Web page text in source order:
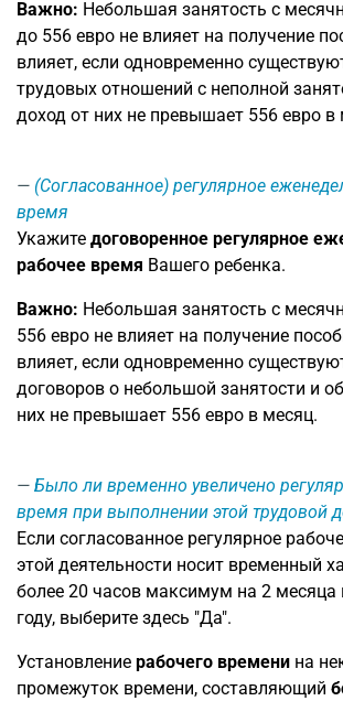
Важно: Небольшая занятость с
до 556 евро не влияет на получение
влияет, если одновременно
трудовых отношений с неполной
доход от них не превышает 556 евро в
(Согласованное) регулярное
время
Укажите договоренное регулярное
рабочее время Вашего ребенка.
Важно: Небольшая занятость с
556 евро не влияет на получение
влияет, если одновременно
договоров о небольшой занятости и
них не превышает 556 евро в месяц.
Было ли временно увеличено
время при выполнении этой трудовой
Если согласованное регулярное
этой деятельности носит временный
более 20 часов максимум на 2 месяца
году, выберите здесь "Да".
Установление рабочего времени на
промежуток времени, составляющий